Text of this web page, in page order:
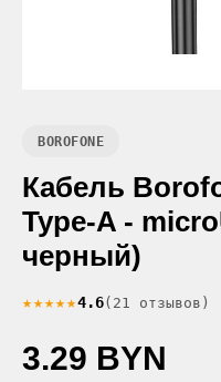
BOROFONE
Кабель
Type-A -
черный)
★★★★★4.6(21 отзывов)
3.29 BYN